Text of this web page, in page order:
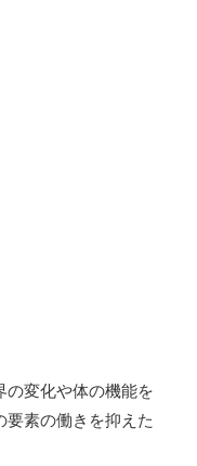
の変化や体の機能を
要素の働きを抑えた